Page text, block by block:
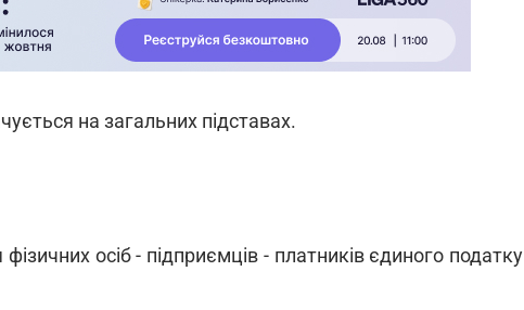
на загальних підставах.
осіб - підприємців - платників єдиного податку